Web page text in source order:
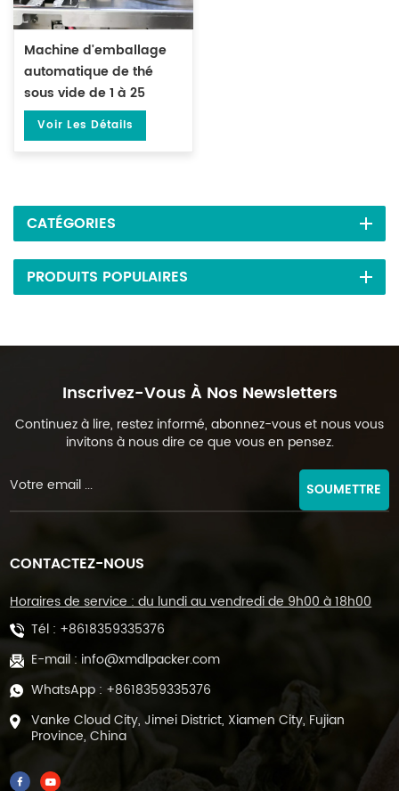
Machine d'emballage
automatique de thé
sous vide de 1 à 25
grammes, pour sacs
préfabriqués ML-DZX-
Voir Les Détails
CATÉGORIES
PRODUITS POPULAIRES
Inscrivez-Vous À Nos Newsletters
Continuez à lire, restez informé, abonnez-vous et nous vous
invitons à nous dire ce que vous en pensez.
SOUMETTRE
CONTACTEZ-NOUS
Horaires de service : du lundi au vendredi de 9h00 à 18h00
Tél : +8618359335376
E-mail : info@xmdlpacker.com
WhatsApp : +8618359335376
Vanke Cloud City, Jimei District, Xiamen City, Fujian
Province, China